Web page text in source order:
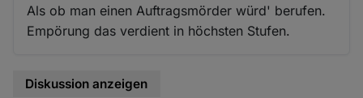
Als ob man einen Auftragsmörder würd' berufen.
Empörung das verdient in höchsten Stufen.
Diskussion anzeigen